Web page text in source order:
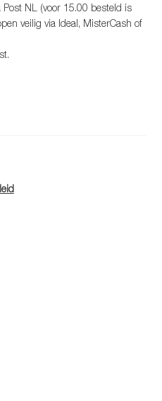
NL (voor 15.00 besteld is
veilig via Ideal, MisterCash of